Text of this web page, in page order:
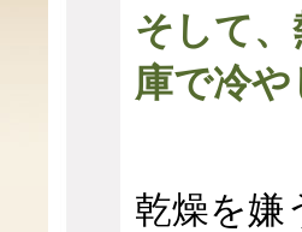
そして
庫で冷
乾燥を嫌